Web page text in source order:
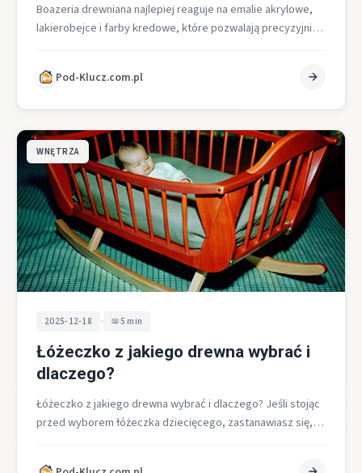
Boazeria drewniana najlepiej reaguje na emalie akrylowe,
lakierobejce i farby kredowe, które pozwalają precyzyjnie
Pod-Klucz.com.pl
WNĘTRZA
2025-12-18 • 5 min
Łóżeczko z jakiego drewna wybrać i
dlaczego?
Łóżeczko z jakiego drewna wybrać i dlaczego? Jeśli stojąc
przed wyborem łóżeczka dziecięcego, zastanawiasz się,